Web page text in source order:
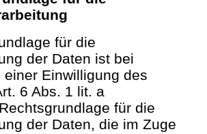
für die
der Daten ist bei
einer Einwilligung des
6 Abs. 1 lit. a
Rechtsgrundlage für die
der Daten, die im Zuge